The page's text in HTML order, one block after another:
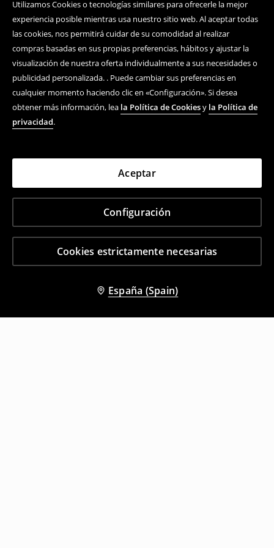
Utilizamos Cookies o tecnologías similares para ofrecerle la mejor
experiencia posible mientras usa nuestro sitio web. Al aceptar todas
las cookies, nos permitirá cuidar de su comodidad al realizar
compras basadas en sus propias preferencias, hábitos y ajustar la
visualización de nuestra oferta individualmente a sus necesidades o
publicidad personalizada. . Puede cambiar sus preferencias en
cualquier momento haciendo clic en «Configuración». Si desea
obtener más información, lea la Política de Cookiesy la Política de
privacidad.
Cookies estrictamente necesarias
Configuración
Aceptar
España (Spain)